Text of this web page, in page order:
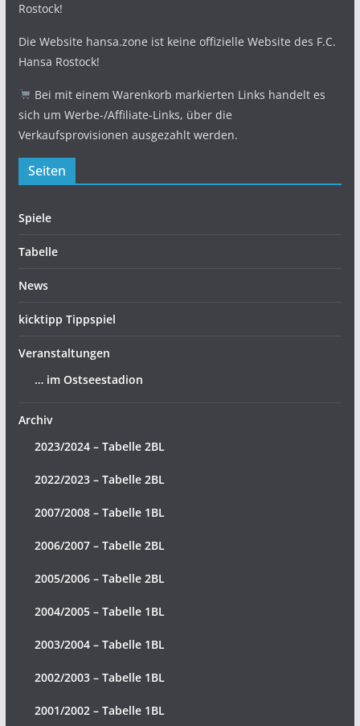
Rostock!
Die Website hansa.zone ist keine offizielle Website des F.C.
Hansa Rostock!
Bei mit einem Warenkorb markierten Links handelt es
sich um Werbe-/Affiliate-Links, über die
Verkaufsprovisionen ausgezahlt werden.
Seiten
Spiele
Tabelle
News
kicktipp Tippspiel
Veranstaltungen
… im Ostseestadion
Archiv
2023/2024 – Tabelle 2BL
2022/2023 – Tabelle 2BL
2007/2008 – Tabelle 1BL
2006/2007 – Tabelle 2BL
2005/2006 – Tabelle 2BL
2004/2005 – Tabelle 1BL
2003/2004 – Tabelle 1BL
2002/2003 – Tabelle 1BL
2001/2002 – Tabelle 1BL